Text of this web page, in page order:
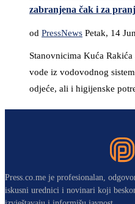
zabranjena čak i za
od PressNews Petak, 14
Stanovnicima Kuća
vode iz vodovodnog
odjeće, ali i higijenske
Press.co.me je profesionalan,
iskusni urednici i novinari koji